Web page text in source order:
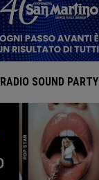
RADIO SOUND PARTY